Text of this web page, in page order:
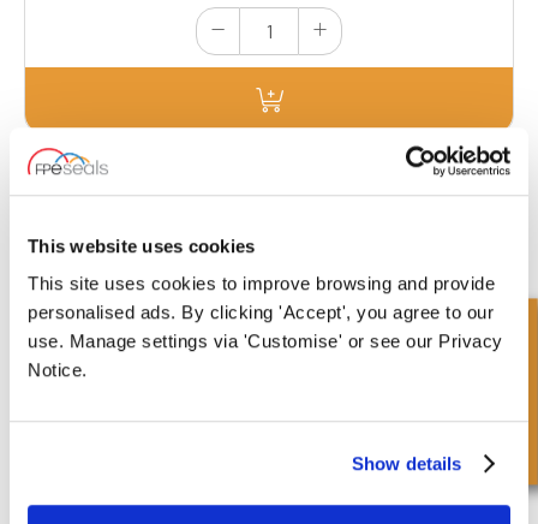
This website uses cookies
This site uses cookies to improve browsing and provide
personalised ads. By clicking 'Accept', you agree to our
use. Manage settings via 'Customise' or see our Privacy
Notice.
Show details
Diepte 1
0.08 inch
-
£0.43 Snel onderzoek